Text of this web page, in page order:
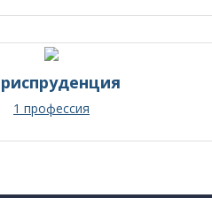
1 профессия